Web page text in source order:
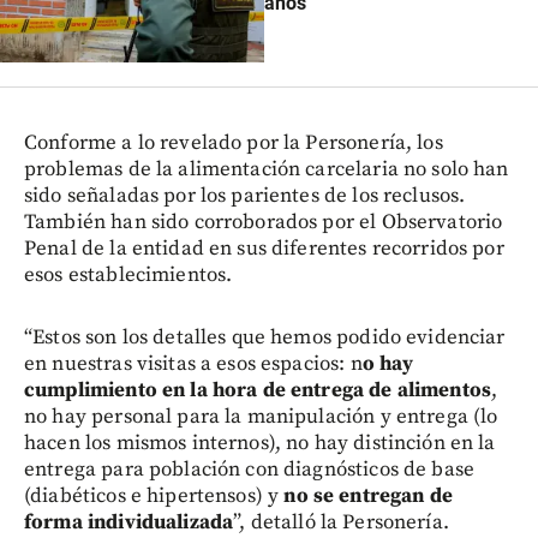
Conforme a lo revelado por la Personería, los
problemas de la alimentación carcelaria no solo han
sido señaladas por los parientes de los reclusos.
También han sido corroborados por el Observatorio
Penal de la entidad en sus diferentes recorridos por
esos establecimientos.
“Estos son los detalles que hemos podido evidenciar
en nuestras visitas a esos espacios: no hay
cumplimiento en la hora de entrega de alimentos,
no hay personal para la manipulación y entrega (lo
hacen los mismos internos), no hay distinción en la
entrega para población con diagnósticos de base
(diabéticos e hipertensos) yno se entregan de
forma individualizada”, detalló la Personería.